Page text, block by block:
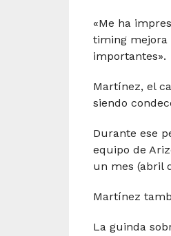
«Me ha
timing mejora
importantes».
Martínez, el
siendo
Durante ese
equipo de
un mes (abril
Martínez
La guinda